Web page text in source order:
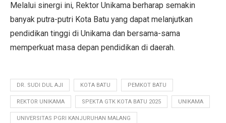
Melalui sinergi ini, Rektor Unikama berharap semakin
banyak putra-putri Kota Batu yang dapat melanjutkan
pendidikan tinggi di Unikama dan bersama-sama
memperkuat masa depan pendidikan di daerah.
DR. SUDI DUL AJI KOTA BATU PEMKOT BATU
REKTOR UNIKAMA SPEKTA GTK KOTA BATU 2025 UNIKAMA
UNIVERSITAS PGRI KANJURUHAN MALANG